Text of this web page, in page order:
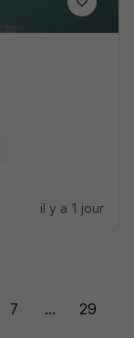
il y a 1 jour
7 ... 29